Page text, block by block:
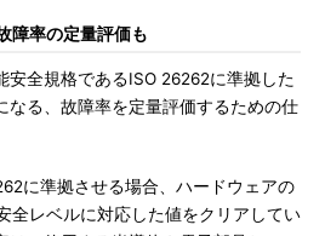
障率の定量評価も
全規格であるISO 26262に準拠した
なる、故障率を定量評価するための仕
に準拠させる場合、ハードウェアの
全レベルに対応した値をクリアしてい